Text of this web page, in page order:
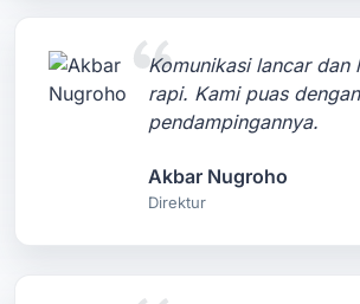
Komunikasi lancar dan
rapi. Kami puas dengan
pendampingannya.
Akbar Nugroho
Direktur